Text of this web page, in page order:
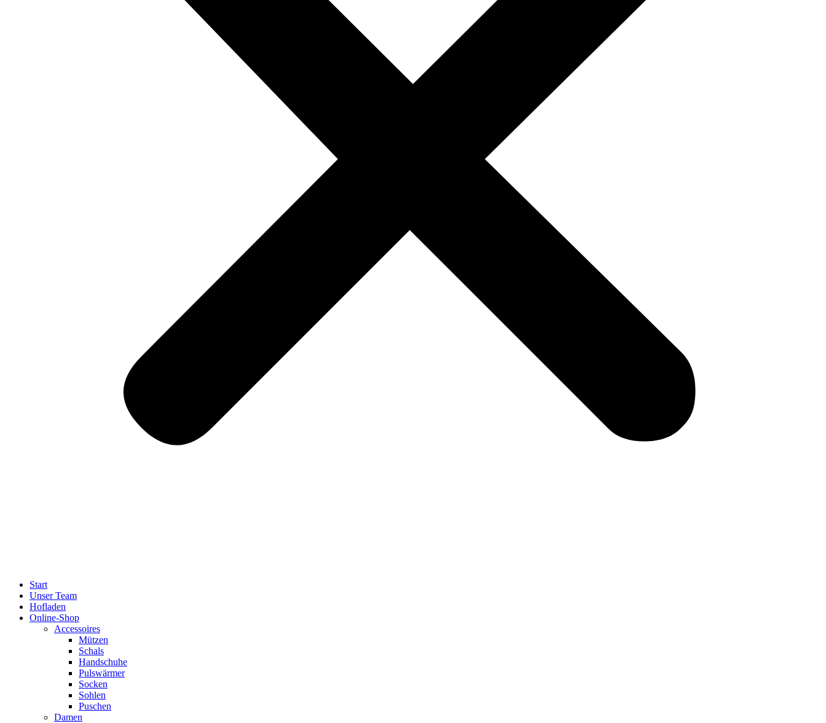
Start
Unser Team
Hofladen
Online-Shop
Accessoires
Mützen
Schals
Handschuhe
Pulswärmer
Socken
Sohlen
Puschen
Damen